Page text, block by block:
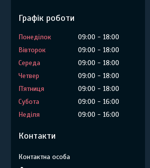
Графік роботи
Понеділок 09:00
18:00
Вівторок
09:00
18:00
Середа
09:00
18:00
Четвер
09:00
18:00
Пʼятниця
09:00
18:00
Субота
09:00
16:00
Неділя
09:00 16:00
Контакти